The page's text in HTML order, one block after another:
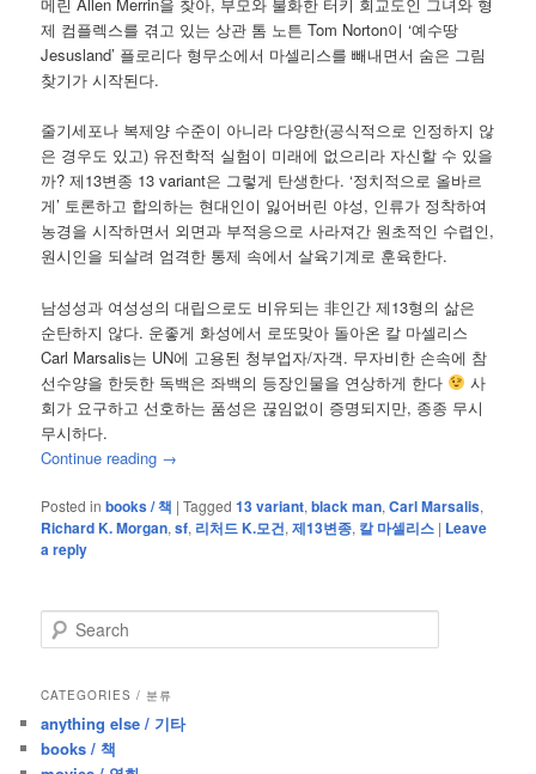
메린 Allen Merrin을 찾아, 부모와 불화한 터키 회교도인 그녀와 형
제 컴플렉스를 겪고 있는 상관 톰 노튼 Tom Norton이 ‘예수땅
Jesusland’ 플로리다 형무소에서 마셀리스를 빼내면서 숨은 그림
찾기가 시작된다.
줄기세포나 복제양 수준이 아니라 다양한(공식적으로 인정하지 않
은 경우도 있고) 유전학적 실험이 미래에 없으리라 자신할 수 있을
까? 제13변종 13 variant은 그렇게 탄생한다. ‘정치적으로 올바르
게’ 토론하고 합의하는 현대인이 잃어버린 야성, 인류가 정착하여
농경을 시작하면서 외면과 부적응으로 사라져간 원초적인 수렵인,
원시인을 되살려 엄격한 통제 속에서 살육기계로 훈육한다.
남성성과 여성성의 대립으로도 비유되는 非인간 제13형의 삶은
순탄하지 않다. 운좋게 화성에서 로또맞아 돌아온 칼 마셀리스
Carl Marsalis는 UN에 고용된 청부업자/자객. 무자비한 손속에 참
선수양을 한듯한 독백은 좌백의 등장인물을 연상하게 한다
사
회가 요구하고 선호하는 품성은 끊임없이 증명되지만, 종종 무시
무시하다.
Continue reading →
Posted in books / 책 |Tagged 13 variant,black man,Carl Marsalis,
Richard K. Morgan,sf, 리처드 K.모건,제13변종, 칼 마셀리스 | Leave
a reply
e
r
h
CATEGORIES / 분류
anything else / 기타
books / 책